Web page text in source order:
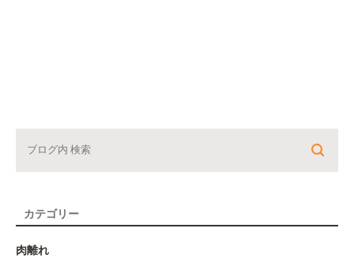
カテゴリー
肉離れ